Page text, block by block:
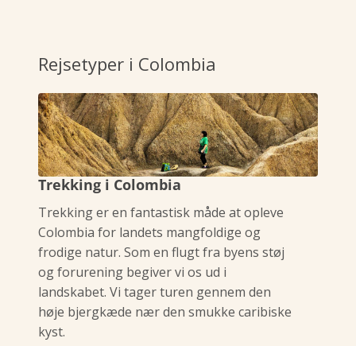
Rejsetyper i Colombia
Trekking i Colombia
Trekking er en fantastisk måde at opleve
Colombia for landets mangfoldige og
frodige natur. Som en flugt fra byens støj
og forurening begiver vi os ud i
landskabet. Vi tager turen gennem den
høje bjergkæde nær den smukke caribiske
kyst.